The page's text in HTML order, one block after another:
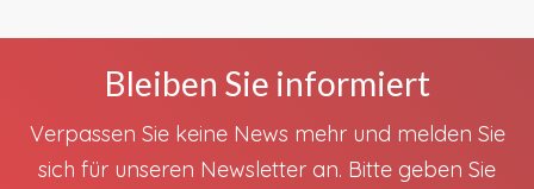
Bleiben Sie informiert
Verpassen Sie keine News mehr und melden Sie
sich für unseren Newsletter an. Bitte geben Sie